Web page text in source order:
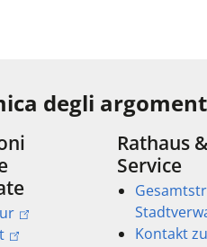
degli
Rathaus
Service
Kontakt